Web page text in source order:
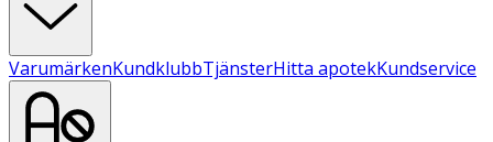
VarumärkenKundklubbTjänsterHitta apotekKundservice